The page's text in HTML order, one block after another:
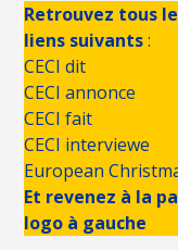
Retrouvez tous
liens suivants:
CECI dit
CECI annonce
CECI fait
CECI interviewe
European
Et revenez à la
logo à gauche